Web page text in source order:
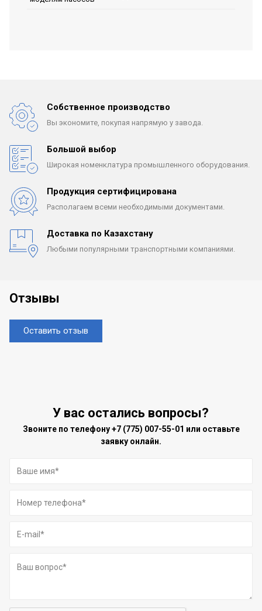
Собственное производство
Вы экономите, покупая напрямую у завода.
Большой выбор
Широкая номенклатура промышленного оборудования.
Продукция сертифицирована
Располагаем всеми необходимыми документами.
Доставка по Казахстану
Любыми популярными транспортными компаниями.
Отзывы
Оставить отзыв
У вас остались вопросы?
Звоните по телефону+7 (775) 007-55-01 или оставьте
заявку онлайн.